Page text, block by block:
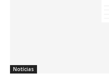
Notícias